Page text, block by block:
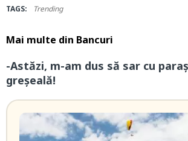
TAGS: Trending
Mai multe din Bancuri
-Astăzi, m-am dus să sar cu
greșeală!